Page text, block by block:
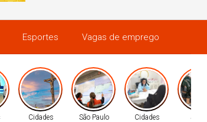
Esportes Vagas de emprego
Cidades São Paulo Cidades